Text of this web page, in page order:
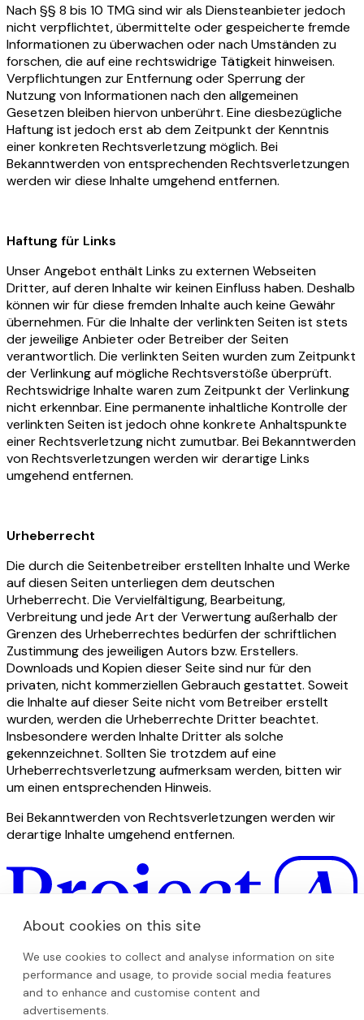
Nach §§ 8 bis 10 TMG sind wir als Diensteanbieter jedoch
nicht verpflichtet, übermittelte oder gespeicherte fremde
Informationen zu überwachen oder nach Umständen zu
forschen, die auf eine rechtswidrige Tätigkeit hinweisen.
Verpflichtungen zur Entfernung oder Sperrung der
Nutzung von Informationen nach den allgemeinen
Gesetzen bleiben hiervon unberührt. Eine diesbezügliche
Haftung ist jedoch erst ab dem Zeitpunkt der Kenntnis
einer konkreten Rechtsverletzung möglich. Bei
Bekanntwerden von entsprechenden Rechtsverletzungen
werden wir diese Inhalte umgehend entfernen.
Haftung für Links
Unser Angebot enthält Links zu externen Webseiten
Dritter, auf deren Inhalte wir keinen Einfluss haben. Deshalb
können wir für diese fremden Inhalte auch keine Gewähr
übernehmen. Für die Inhalte der verlinkten Seiten ist stets
der jeweilige Anbieter oder Betreiber der Seiten
verantwortlich. Die verlinkten Seiten wurden zum Zeitpunkt
der Verlinkung auf mögliche Rechtsverstöße überprüft.
Rechtswidrige Inhalte waren zum Zeitpunkt der Verlinkung
nicht erkennbar. Eine permanente inhaltliche Kontrolle der
verlinkten Seiten ist jedoch ohne konkrete Anhaltspunkte
einer Rechtsverletzung nicht zumutbar. Bei Bekanntwerden
von Rechtsverletzungen werden wir derartige Links
umgehend entfernen.
Urheberrecht
Die durch die Seitenbetreiber erstellten Inhalte und Werke
auf diesen Seiten unterliegen dem deutschen
Urheberrecht. Die Vervielfältigung, Bearbeitung,
Verbreitung und jede Art der Verwertung außerhalb der
Grenzen des Urheberrechtes bedürfen der schriftlichen
Zustimmung des jeweiligen Autors bzw. Erstellers.
Downloads und Kopien dieser Seite sind nur für den
privaten, nicht kommerziellen Gebrauch gestattet. Soweit
die Inhalte auf dieser Seite nicht vom Betreiber erstellt
wurden, werden die Urheberrechte Dritter beachtet.
Insbesondere werden Inhalte Dritter als solche
gekennzeichnet. Sollten Sie trotzdem auf eine
Urheberrechtsverletzung aufmerksam werden, bitten wir
um einen entsprechenden Hinweis.
Bei Bekanntwerden von Rechtsverletzungen werden wir
derartige Inhalte umgehend entfernen.
For the next generation of European icons.
Careers
About cookies on this site
We use cookies to collect and analyse information on site
performance and usage, to provide social media features
and to enhance and customise content and
advertisements.